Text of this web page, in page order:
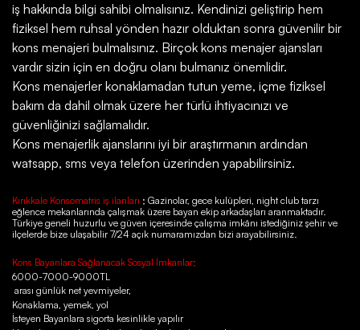
iş hakkında bilgi sahibi olmalısınız. Kendinizi geliştirip hem
fiziksel hem ruhsal yönden hazır olduktan sonra güvenilir bir
kons menajeri bulmalısınız. Birçok kons menajer ajansları
vardır sizin için en doğru olanı bulmanız önemlidir.
Kons menajerler konaklamadan tutun yeme, içme fiziksel
bakım da dahil olmak üzere her türlü ihtiyacınızı ve
güvenliğinizi sağlamalıdır.
Kons menajerlik ajanslarını iyi bir araştırmanın ardından
watsapp, sms veya telefon üzerinden yapabilirsiniz.
Kırıkkale Konsomatris iş ilanları ; Gazinolar, gece kulüpleri, night club tarzı
eğlence mekanlarında çalışmak üzere bayan ekip arkadaşları aranmaktadır.
Türkiye geneli huzurlu ve güven içeresinde çalışma imkânı istediğiniz şehir ve
ilçelerde bize ulaşabilir 7/24 açık numaramızdan bizi arayabilirsiniz.
Kons Bayanlara Sağlanacak Sosyal İmkanlar;
6000-7000-9000TL
arası günlük net yevmiyeler,
Konaklama, yemek, yol
İsteyen Bayanlara sigorta kesinlikle yapılır